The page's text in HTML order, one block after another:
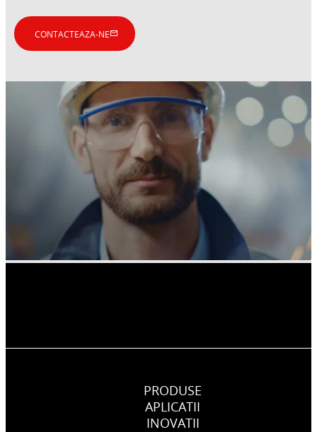
CONTACTEAZA-NE
PRODUSE
APLICATII
INOVATII